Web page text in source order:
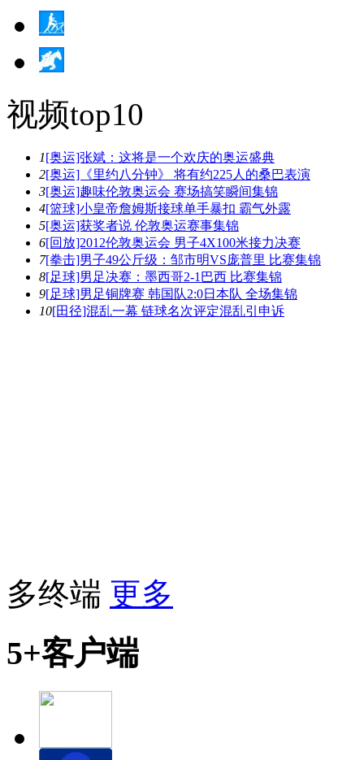
视频top10
1[奥运]张斌：这将是一个欢庆的奥运盛典
2[奥运]《里约八分钟》 将有约225人的桑巴表演
3[奥运]趣味伦敦奥运会 赛场搞笑瞬间集锦
4[篮球]小皇帝詹姆斯接球单手暴扣 霸气外露
5[奥运]获奖者说 伦敦奥运赛事集锦
6[回放]2012伦敦奥运会 男子4X100米接力决赛
7[拳击]男子49公斤级：邹市明VS庞普里 比赛集锦
8[足球]男足决赛：墨西哥2-1巴西 比赛集锦
9[足球]男足铜牌赛 韩国队2:0日本队 全场集锦
10[田径]混乱一幕 链球名次评定混乱引申诉
多终端 更多
5+客户端